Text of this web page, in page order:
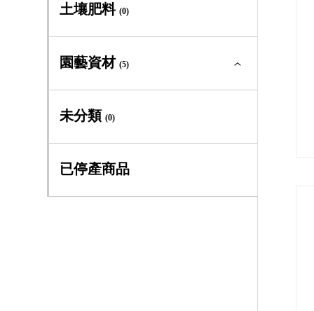
早大花組 (3)
義大利組(6)
全緣組
多年生草本
土壤肥料(0)
園藝資材(5)
園藝資材全部
專利四方盆
未分類(0)
已停產商品